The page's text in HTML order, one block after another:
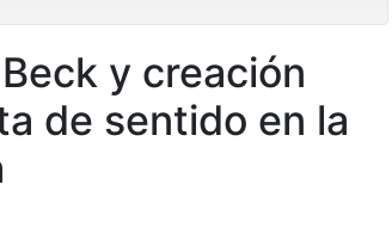
y creación
de sentido en la